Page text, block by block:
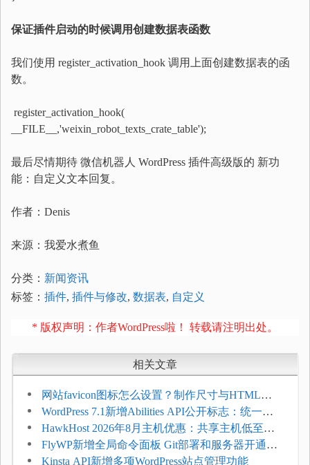
保证插件启动的时候调用创建数据表函数
我们使用 register_activation_hook 调用上面创建数据表的函
数。
register_activation_hook(
__FILE__,'weixin_robot_texts_crate_table');
最后尽情期待 微信机器人 WordPress 插件高级版的 新功
能：自定义文本回复。
作者：Denis
来源：我爱水煮鱼
分类： 新闻资讯
标签： 插件, 插件与修改, 数据表, 自定义
* 版权声明：作者WordPress啦！ 转载请注明出处。
相关文章
网站favicon图标怎么设置？制作尺寸与HTML添
加方法
WordPress 7.1新增Abilities API公开标志：统一支
持REST API、MCP与AI代理
HawkHost 2026年8月主机优惠：共享主机低至
$2.61/月，高性能主机同步折扣
FlyWP新增全局命令面板 Git部署和服务器开通更
方便
Kinsta API新增多项WordPress站点管理功能